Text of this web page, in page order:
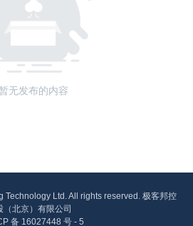
无发布的内容
Ltd. All rights reserved. 极客邦控
（北京）有限公司
备 16027448 号 - 5